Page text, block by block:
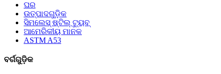
ଘର
ଉତ୍ପାଦଗୁଡ଼ିକ
ସିମଲେସ୍ ଷ୍ଟିଲ୍ ଟ୍ୟୁବ୍
ଆମେରିକୀୟ ମାନକ
ASTM A53
ବର୍ଗଗୁଡ଼ିକ